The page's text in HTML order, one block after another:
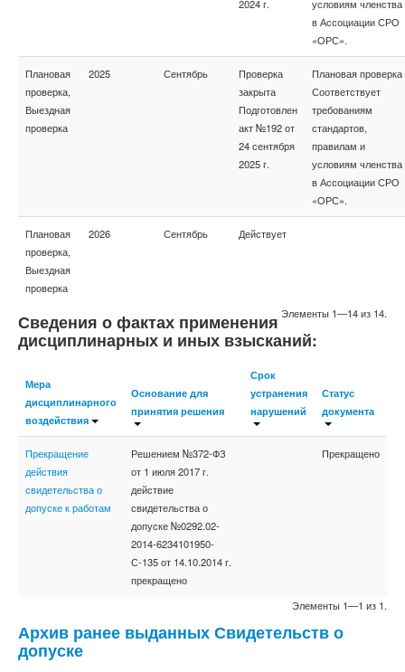
2024 г.
условиям членства
в Ассоциации СРО
«ОРС».
Плановая
проверка,
Выездная
проверка
2025 Сентябрь
Проверка
закрыта
Подготовлен
акт №192 от
24 сентября
2025 г.
Плановая проверка
Соответствует
требованиям
стандартов,
правилам и
условиям членства
в Ассоциации СРО
«ОРС».
Плановая
проверка,
Выездная
проверка
2026 Сентябрь Действует
Элементы 1—14 из 14.
Сведения о фактах применения
дисциплинарных и иных взысканий:
Мера
дисциплинарного
воздействия
Основание для
принятия решения
Срок
устранения
нарушений
Статус
документа
Прекращение
действия
свидетельства о
допуске к работам
Решением №372-ФЗ
от 1 июля 2017 г.
действие
свидетельства о
допуске №0292.02-
2014-6234101950-
С-135 от 14.10.2014 г.
прекращено
Прекращено
Элементы 1—1 из 1.
Архив ранее выданных Свидетельств о
допуске